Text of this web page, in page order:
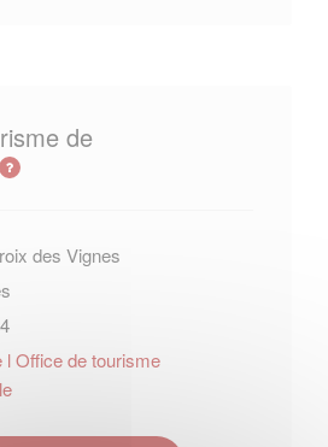
de
des Vignes
l Office de tourisme